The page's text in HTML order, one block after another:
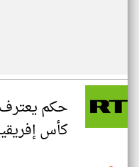
حكم يعترف
كأس إفريقيا